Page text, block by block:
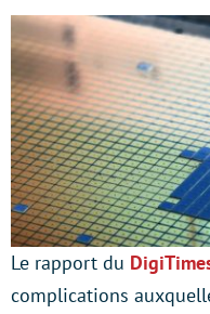
Le rapport du
complications